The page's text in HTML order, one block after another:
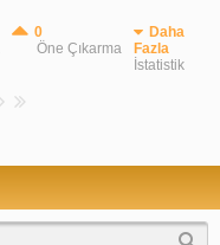
0
Öne Çıkarma
Daha
Fazla
İstatistik